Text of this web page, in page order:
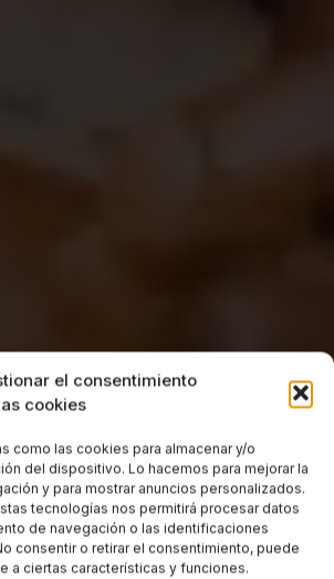
el consentimiento
cookies
como las cookies para almacenar y/o
del dispositivo. Lo hacemos para mejorar la
y para mostrar anuncios personalizados.
tecnologías nos permitirá procesar datos
de navegación o las identificaciones
consentir o retirar el consentimiento, puede
a ciertas características y funciones.